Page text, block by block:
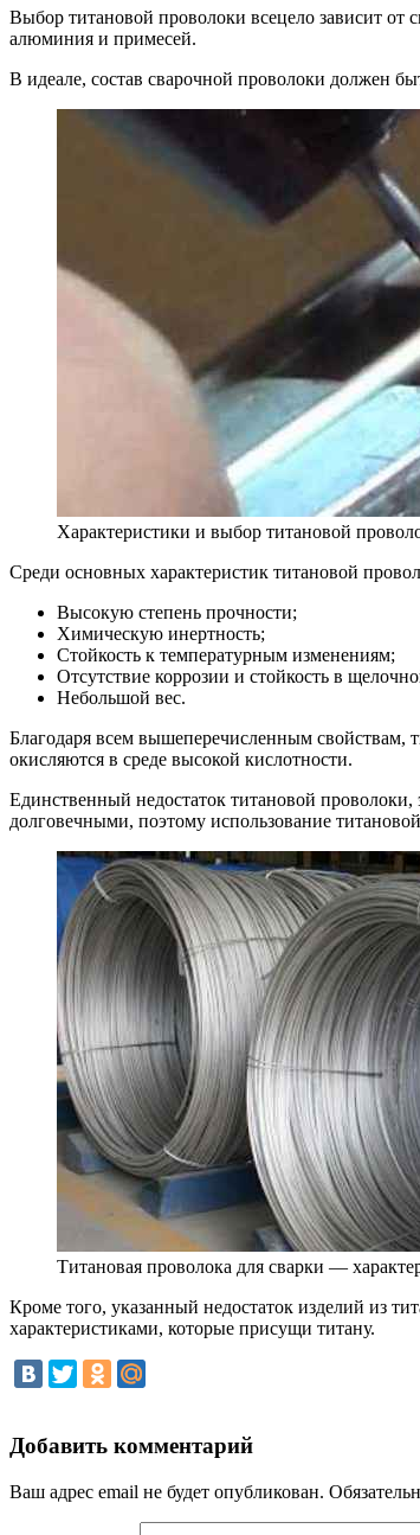
Выбор титановой проволоки всецело зависит от
алюминия и примесей.
В идеале, состав сварочной проволоки должен
Характеристики и выбор титановой
Среди основных характеристик титановой
Высокую степень прочности;
Химическую инертность;
Стойкость к температурным изменениям;
Отсутствие коррозии и стойкость в
Небольшой вес.
Благодаря всем вышеперечисленным свойствам,
окисляются в среде высокой кислотности.
Единственный недостаток титановой
долговечными, поэтому использование
Титановая проволока для сварки —
Кроме того, указанный недостаток изделий из
характеристиками, которые присущи титану.
Добавить комментарий
Ваш адрес email не будет опубликован.